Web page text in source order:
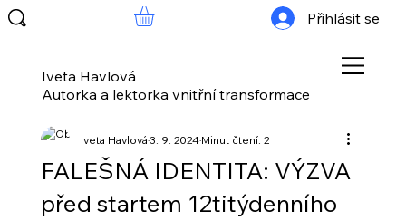
Iveta Havlová
Autorka a lektorka vnitřní transformace
Přihlásit se
FALEŠNÁ IDENTITA: VÝZVA
před startem 12titýdenního
Iveta Havlová3. 9. 2024Minut čtení: 2